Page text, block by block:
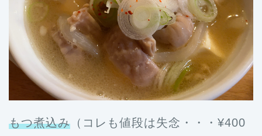
もつ煮込み （コレも値段は失念・・・¥400